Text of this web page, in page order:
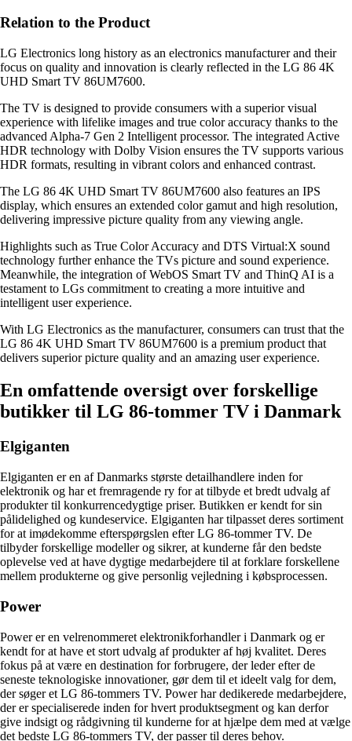
Relation to the Product
LG Electronics long history as an electronics manufacturer and their
focus on quality and innovation is clearly reflected in the LG 86 4K
UHD Smart TV 86UM7600.
The TV is designed to provide consumers with a superior visual
experience with lifelike images and true color accuracy thanks to the
advanced Alpha-7 Gen 2 Intelligent processor. The integrated Active
HDR technology with Dolby Vision ensures the TV supports various
HDR formats, resulting in vibrant colors and enhanced contrast.
The LG 86 4K UHD Smart TV 86UM7600 also features an IPS
display, which ensures an extended color gamut and high resolution,
delivering impressive picture quality from any viewing angle.
Highlights such as True Color Accuracy and DTS Virtual:X sound
technology further enhance the TVs picture and sound experience.
Meanwhile, the integration of WebOS Smart TV and ThinQ AI is a
testament to LGs commitment to creating a more intuitive and
intelligent user experience.
With LG Electronics as the manufacturer, consumers can trust that the
LG 86 4K UHD Smart TV 86UM7600 is a premium product that
delivers superior picture quality and an amazing user experience.
En omfattende oversigt over forskellige
butikker til LG 86-tommer TV i Danmark
Elgiganten
Elgiganten er en af Danmarks største detailhandlere inden for
elektronik og har et fremragende ry for at tilbyde et bredt udvalg af
produkter til konkurrencedygtige priser. Butikken er kendt for sin
pålidelighed og kundeservice. Elgiganten har tilpasset deres sortiment
for at imødekomme efterspørgslen efter LG 86-tommer TV. De
tilbyder forskellige modeller og sikrer, at kunderne får den bedste
oplevelse ved at have dygtige medarbejdere til at forklare forskellene
mellem produkterne og give personlig vejledning i købsprocessen.
Power
Power er en velrenommeret elektronikforhandler i Danmark og er
kendt for at have et stort udvalg af produkter af høj kvalitet. Deres
fokus på at være en destination for forbrugere, der leder efter de
seneste teknologiske innovationer, gør dem til et ideelt valg for dem,
der søger et LG 86-tommers TV. Power har dedikerede medarbejdere,
der er specialiserede inden for hvert produktsegment og kan derfor
give indsigt og rådgivning til kunderne for at hjælpe dem med at vælge
det bedste LG 86-tommers TV, der passer til deres behov.